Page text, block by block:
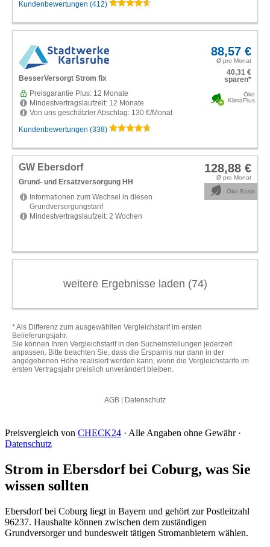
Preisvergleich von CHECK24 · Alle Angaben ohne Gewähr ·
Datenschutz
Strom in Ebersdorf bei Coburg, was Sie
wissen sollten
Ebersdorf bei Coburg liegt in Bayern und gehört zur Postleitzahl
96237. Haushalte können zwischen dem zuständigen
Grundversorger und bundesweit tätigen Stromanbietern wählen.